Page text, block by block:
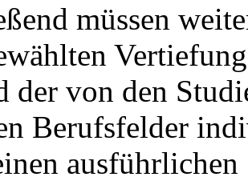
müssen
der von den
Berufsfelder